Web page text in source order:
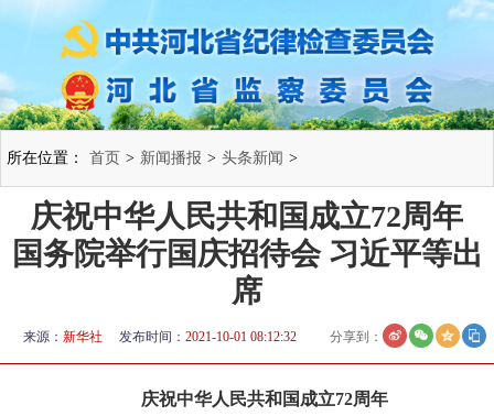
所在位置： 首页 > 新闻播报 > 头条新闻 >
庆祝中华人民共和国成立72周年
国务院举行国庆招待会 习近平等出
席
来源： 新华社 发布时间： 2021-10-01 08:12:32 分享到：
庆祝中华人民共和国成立72周年